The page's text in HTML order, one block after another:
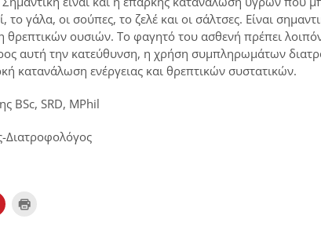
γάλα, οι σούπες, το ζελέ και οι σάλτσες. Είναι
ουσιών. Το φαγητό του ασθενή πρέπει λοιπόν
αυτή την κατεύθυνση, η χρήση συμπληρωμάτων
κατανάλωση ενέργειας και θρεπτικών συστατικών.
BSc, SRD, MPhil
Διατροφολόγος